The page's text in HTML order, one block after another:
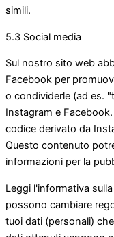
simili.
5.3 Social media
Sul nostro sito web
Facebook per
o condividerle (ad es.
Instagram e
codice derivato da
Questo contenuto
informazioni per la
Leggi l'informativa
possono cambiare
tuoi dati (personali)